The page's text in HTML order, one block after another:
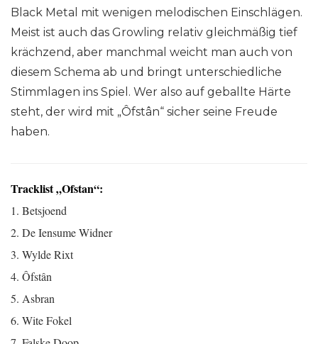
Black Metal mit wenigen melodischen Einschlägen.
Meist ist auch das Growling relativ gleichmäßig tief
krächzend, aber manchmal weicht man auch von
diesem Schema ab und bringt unterschiedliche
Stimmlagen ins Spiel. Wer also auf geballte Härte
steht, der wird mit „Ôfstân“ sicher seine Freude
haben.
Tracklist „Ofstan“:
1. Betsjoend
2. De Iensume Widner
3. Wylde Rixt
4. Ôfstân
5. Asbran
6. Wite Fokel